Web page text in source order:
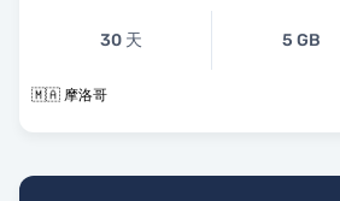
30 天 5 GB
🇲🇦 摩洛哥